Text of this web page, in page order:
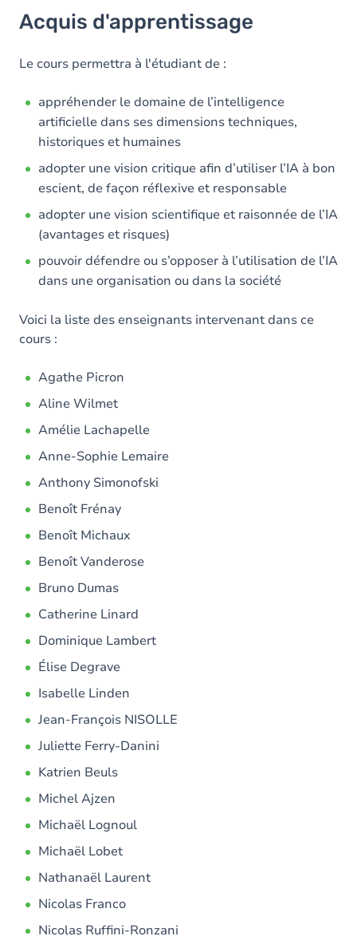
Contenu
Acquis d'apprentissage
Le cours permettra à l'étudiant de :
appréhender le domaine de l’intelligence
artificielle dans ses dimensions techniques,
historiques et humaines
adopter une vision critique afin d’utiliser l’IA à bon
escient, de façon réflexive et responsable
adopter une vision scientifique et raisonnée de l’IA
(avantages et risques)
pouvoir défendre ou s’opposer à l’utilisation de l’IA
dans une organisation ou dans la société
Voici la liste des enseignants intervenant dans ce
cours :
Agathe Picron
Aline Wilmet
Amélie Lachapelle
Anne-Sophie Lemaire
Anthony Simonofski
Benoît Frénay
Benoît Michaux
Benoît Vanderose
Bruno Dumas
Catherine Linard
Dominique Lambert
Élise Degrave
Isabelle Linden
Jean-François NISOLLE
Juliette Ferry-Danini
Katrien Beuls
Michel Ajzen
Michaël Lognoul
Michaël Lobet
Nathanaël Laurent
Nicolas Franco
Nicolas Ruffini-Ronzani